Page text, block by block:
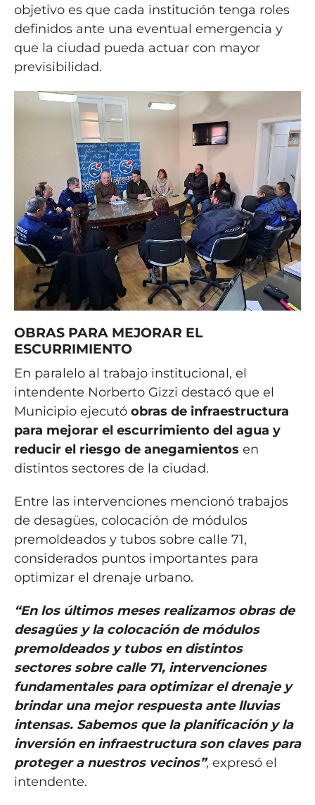
objetivo es que cada institución tenga roles
definidos ante una eventual emergencia y
que la ciudad pueda actuar con mayor
previsibilidad.
OBRAS PARA MEJORAR EL
ESCURRIMIENTO
En paralelo al trabajo institucional, el
intendente Norberto Gizzi destacó que el
Municipio ejecutó obras de infraestructura
para mejorar el escurrimiento del agua y
reducir el riesgo de anegamientos en
distintos sectores de la ciudad.
Entre las intervenciones mencionó trabajos
de desagües, colocación de módulos
premoldeados y tubos sobre calle 71,
considerados puntos importantes para
optimizar el drenaje urbano.
“En los últimos meses realizamos obras de
desagües y la colocación de módulos
premoldeados y tubos en distintos
sectores sobre calle 71, intervenciones
fundamentales para optimizar el drenaje y
brindar una mejor respuesta ante lluvias
intensas. Sabemos que la planificación y la
inversión en infraestructura son claves para
proteger a nuestros vecinos”, expresó el
intendente.